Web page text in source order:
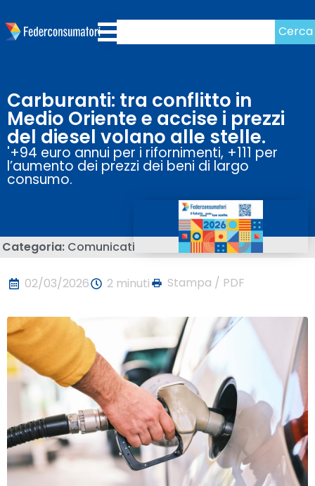
Cerca
Carburanti: tra conflitto in
Medio Oriente e accise i prezzi
del diesel volano alle stelle.
'+94 euro annui per i rifornimenti, +111 per
l’aumento dei prezzi dei beni di largo
consumo.
Categoria: Comunicati
02/03/2026 2 minuti Stampa / PDF